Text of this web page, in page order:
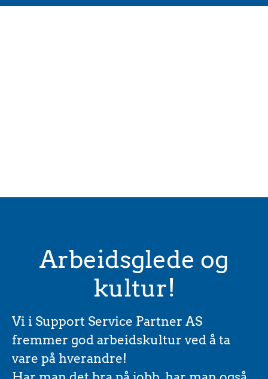
Arbeidsglede og
kultur!
Vi i Support Service Partner AS
fremmer god arbeidskultur ved å ta
vare på hverandre!